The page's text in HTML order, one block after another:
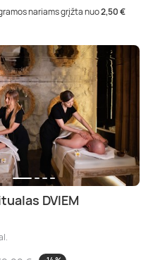
nariams grįžta nuo2,50 €
DVIEM